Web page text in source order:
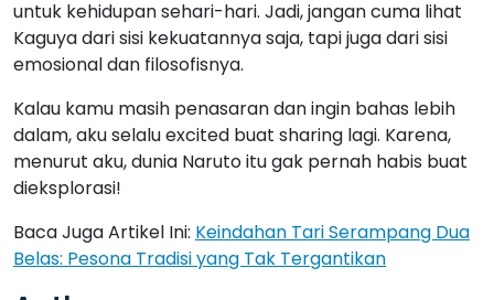
Baca Juga Artikel Ini:Keindahan Tari Serampang Dua
Belas: Pesona Tradisi yang Tak Tergantikan
Author
Charles